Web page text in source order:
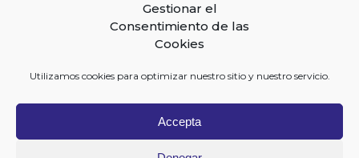
Gestionar el
Consentimiento de las
Cookies
Utilizamos cookies para optimizar nuestro sitio y nuestro servicio.
Accepta